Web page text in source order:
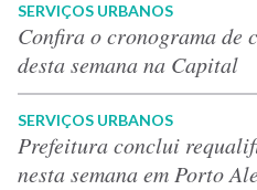
SERVIÇOS URBANOS
Confira o cronograma de
desta semana na Capital
SERVIÇOS URBANOS
Prefeitura conclui
nesta semana em Porto